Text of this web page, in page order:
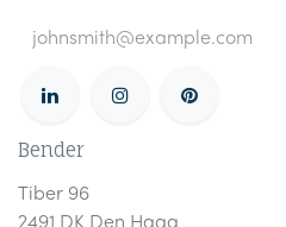
Bender
Tiber 96
2491 DK Den Haag